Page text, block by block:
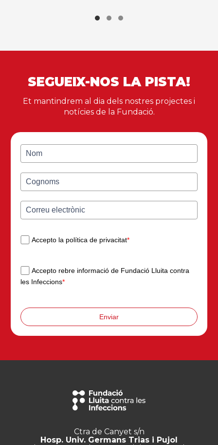
SEGUEIX-NOS LA PISTA!
Et mantindrem al dia dels nostres projectes i
notícies de la Fundació.
Accepto la política de privacitat*
Accepto rebre informació de Fundació Lluita contra
les Infeccions*
Enviar
Ctra de Canyet s/n
Hosp. Univ. Germans Trias i Pujol